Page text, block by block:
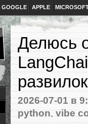
GOOGLE APPLE
Делюсь
развилок
2026-07-01 в
python, vibe